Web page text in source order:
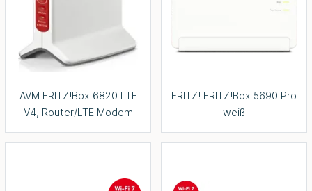
AVM FRITZ!Box 6820 LTE
V4, Router/LTE Modem
FRITZ! FRITZ!Box 5690 Pro
weiß